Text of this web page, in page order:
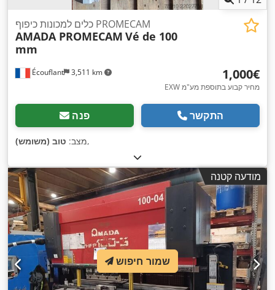
Écouflant 3,511 km
כלים למכונות כיפוף PROMECAM
AMADA PROMECAM Vé de 100
mm
‏1,000 ‏€
EXW מחיר קבוע בתוספת מע"מ
פנה התקשר
מצב: טוב (משומש) ,
מודעה קטנה
שמור חיפוש